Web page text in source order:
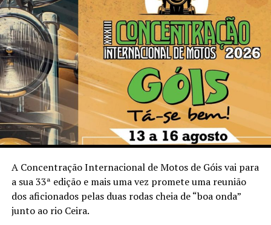
A Concentração Internacional de Motos de Góis vai para
a sua 33ª edição e mais uma vez promete uma reunião
dos aficionados pelas duas rodas cheia de “boa onda”
junto ao rio Ceira.